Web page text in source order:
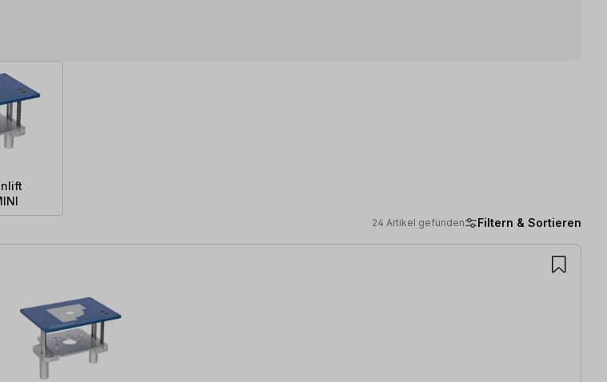
24 Artikel gefunden Filtern & Sortieren